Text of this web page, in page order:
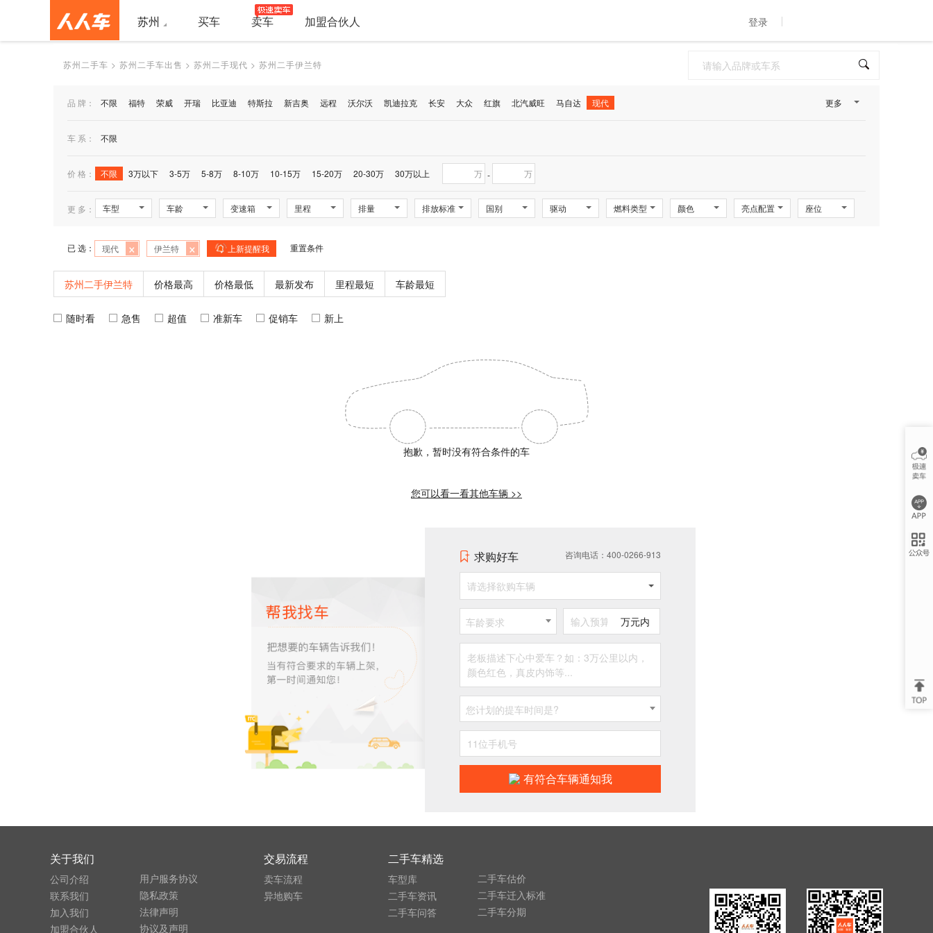
苏州 买车 卖车 加盟合伙人 登录
苏州二手车 > 苏州二手车出售 > 苏州二手现代 > 苏州二手伊兰特
品 牌： 不限 福特 荣威 开瑞 比亚迪 特斯拉 新吉奥 远程 沃尔沃 凯迪拉克 长安 大众 红旗 北汽威旺 马自达 现代 更多
车 系： 不限
价 格： 不限 3万以下 3-5万 5-8万 8-10万 10-15万 15-20万 20-30万 30万以上 万 - 万
更 多： 车型 车龄 变速箱 里程 排量 排放标准 国别 驱动 燃料类型 颜色 亮点配置 座位
已 选： 现代 × 伊兰特 × 上新提醒我 重置条件
苏州二手伊兰特 价格最高 价格最低 最新发布 里程最短 车龄最短
随时看 急售 超值 准新车 促销车 新上
抱歉，暂时没有符合条件的车
您可以看一看其他车辆 >>
求购好车 咨询电话：400-0266-913
请选择欲购车辆
车龄要求 万元内
您计划的提车时间是?
有符合车辆通知我
关于我们
公司介绍
联系我们
加入我们
加盟合伙人
用户服务协议
隐私政策
法律声明
协议及声明
交易流程
卖车流程
异地购车
二手车精选
车型库
二手车资讯
二手车问答
二手车估价
二手车迁入标准
二手车分期